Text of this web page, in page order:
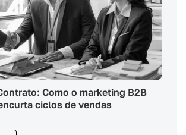
Como o marketing B2B
ciclos de vendas